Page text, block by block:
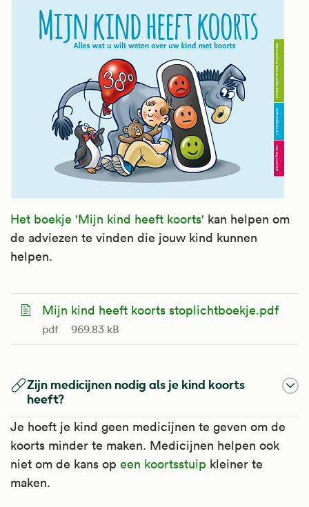
Het boekje 'Mijn kind heeft koorts' kan helpen om
de adviezen te vinden die jouw kind kunnen
helpen.
Mijn kind heeft koorts stoplichtboekje.pdf
pdf 969.83 kB
Zijn medicijnen nodig als je kind koorts
heeft?
Je hoeft je kind geen medicijnen te geven om de
koorts minder te maken. Medicijnen helpen ook
niet om de kans op een koortsstuip kleiner te
maken.